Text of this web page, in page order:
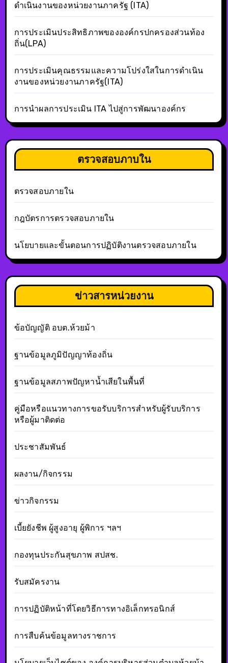
ดำเนินงานของหน่วยงานภาครัฐ (ITA)
การประเมินประสิทธิภาพขององค์กรปกครองส่วนท้อง
ถิ่น(LPA)
การประเมินคุณธรรมและความโปร่งใสในการดำเนิน
งานของหน่วยงานภาครัฐ(ITA)
การนำผลการประเมิน ITA ไปสู่การพัฒนาองค์กร
ตรวจสอบภาบใน
ตรวจสอบภายใน
กฎบัตรการตรวจสอบภายใน
นโยบายและขั้นตอนการปฏิบัติงานตรวจสอบภายใน
ข่าวสารหน่วยงาน
ข้อบัญญัติ อบต.ห้วยม้า
ฐานข้อมูลภูมิปัญญาท้องถิ่น
ฐานข้อมูลสภาพปัญหาน้ำเสียในพื้นที่
คู่มือหรือแนวทางการขอรับบริการสำหรับผู้รับบริการ
หรือผู้มาติดต่อ
ประชาสัมพันธ์
ผลงาน/กิจกรรม
ข่าวกิจกรรม
เบี้ยยังชีพ ผู้สูงอายุ ผู้พิการ ฯลฯ
กองทุนประกันสุขภาพ สปสช.
รับสมัครงาน
การปฏิบัติหน้าที่โดยวิธีการทางอิเล็กทรอนิกส์
การสืบค้นข้อมูลทางราชการ